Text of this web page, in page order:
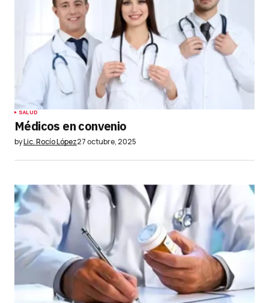
SALUD
Médicos en convenio
byLic. Rocío López27 octubre, 2025